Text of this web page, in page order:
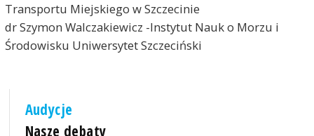
Transportu Miejskiego w Szczecinie
dr Szymon Walczakiewicz -Instytut Nauk o Morzu i
Środowisku Uniwersytet Szczeciński
Audycje
Nasze debaty